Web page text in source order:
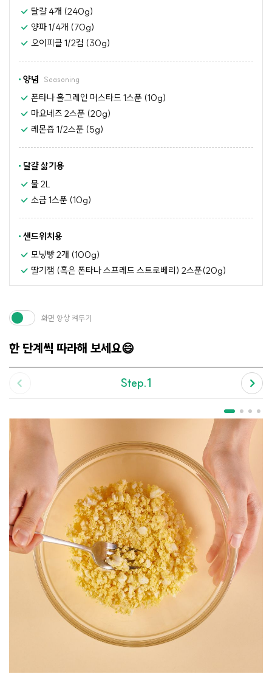
달걀 4개 (240g)
양파 1/4개 (70g)
오이피클 1/2컵 (30g)
양념 Seasoning
폰타나 홀그레인 머스타드 1스푼 (10g)
마요네즈 2스푼 (20g)
레몬즙 1/2스푼 (5g)
달걀 삶기용
물 2L
소금 1스푼 (10g)
샌드위치용
모닝빵 2개 (100g)
딸기잼 (혹은 폰타나 스프레드 스트로베리) 2스푼(20g)
한 단계씩 따라해 보세요😄
화면 항상 켜두기
Step.1